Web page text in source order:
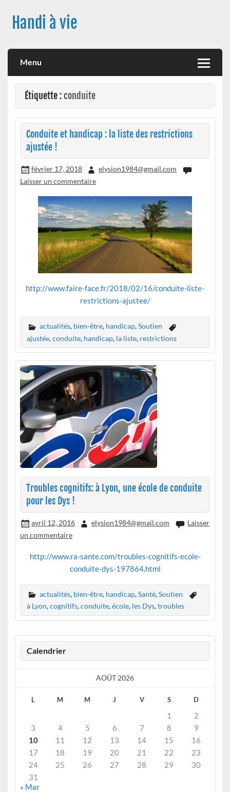
contentHandi à vie
monde, des nouveautés technologiques , de l'handisport , des
actualités sur la santé, sur les vaccins, de leur impact sur la
Menu
Étiquette :conduite
Conduite et handicap : la liste des restrictions
ajustée !
février 17, 2018
elysion1984@gmail.com
Laisser un commentaire
http://www.faire-face.fr/2018/02/16/conduite-liste-
restrictions-ajustee/
actualités, bien-être, handicap,Soutien
ajustée,conduite, handicap, la liste, restrictions
Troubles cognitifs: à Lyon, une école de conduite
pour les Dys !
avril 12, 2016 elysion1984@gmail.com
Laisser
un commentaire
http://www.ra-sante.com/troubles-cognitifs-ecole-
conduite-dys-197864.html
actualités, bien-être, handicap,Santé,Soutien
à Lyon,cognitifs,conduite,école, les Dys,troubles
Calendrier
AOÛT 2026
L M M J V S D
1
2
3
4 5 6 7 8
9
10
11 12 13 14 15
16
17
18 19 20 21 22
23
24
25 26 27 28 29
30
31
« Mar